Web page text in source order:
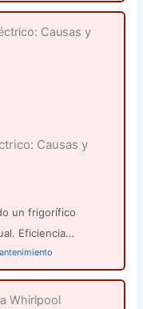
Causas y
un frigorífico
Eficiencia…